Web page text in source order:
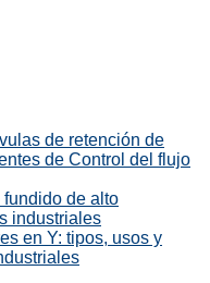
de retención de
de Control del flujo
de alto
industriales
en Y: tipos, usos y